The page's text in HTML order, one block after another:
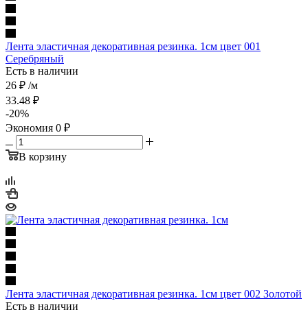
Лента эластичная декоративная резинка. 1см цвет 001
Серебряный
Есть в наличии
26 ₽ /м
33.48 ₽
-20%
Экономия 0 ₽
В корзину
Лента эластичная декоративная резинка. 1см цвет 002 Золотой
Есть в наличии